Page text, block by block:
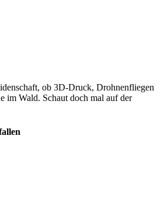
ob 3D-Druck, Drohnenfliegen
im Wald. Schaut doch mal auf der